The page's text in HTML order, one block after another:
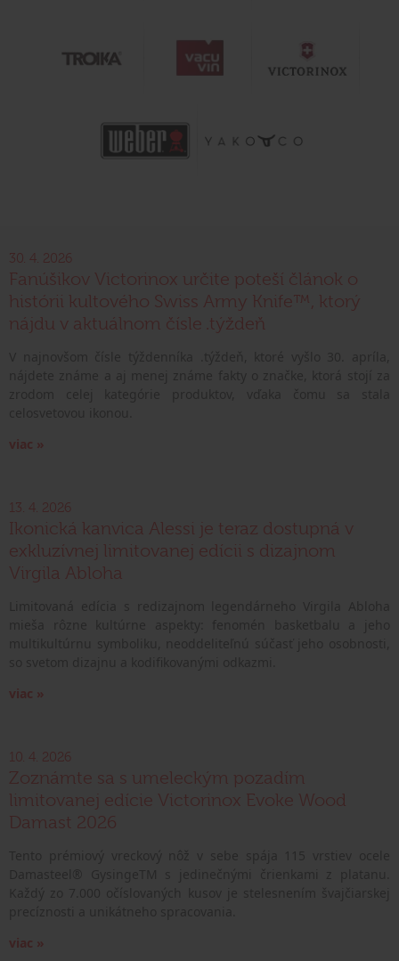
30. 4. 2026
Fanúšikov Victorinox určite poteší článok o
histórii kultového Swiss Army Knife™, ktorý
nájdu v aktuálnom čísle .týždeň
viac »
13. 4. 2026
Ikonická kanvica Alessi je teraz dostupná v
exkluzívnej limitovanej edícii s dizajnom
Virgila Abloha
viac »
10. 4. 2026
Zoznámte sa s umeleckým pozadím
limitovanej edície Victorinox Evoke Wood
Damast 2026
viac »